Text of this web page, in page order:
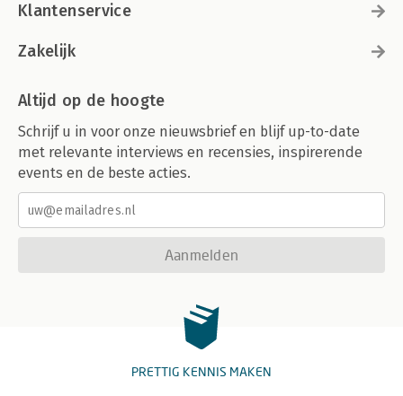
Klantenservice
Zakelijk
Altijd op de hoogte
Schrijf u in voor onze nieuwsbrief en blijf up-to-date
met relevante interviews en recensies, inspirerende
events en de beste acties.
Aanmelden
PRETTIG KENNIS MAKEN